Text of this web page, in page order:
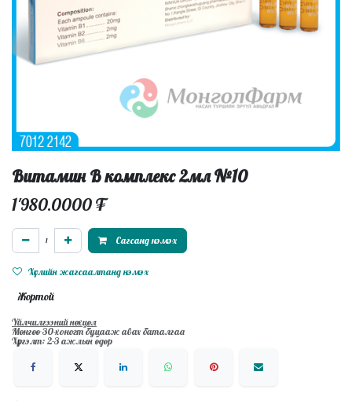
Витамин В комплекс 2мл №10
1'980.0000₮
Сагсанд нэмэх
Хүслийн жагсаалтанд нэмэх
Жортой
Үйлчилгээний нөхцөл
Мөнгөө 30-хоногт буцааж авах баталгаа
Хүргэлт: 2-3 ажлын өдөр